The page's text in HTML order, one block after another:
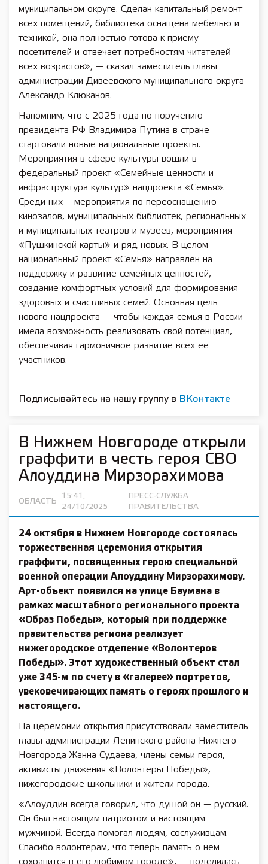
муниципальном округе. Сделан капитальный ремонт
всех помещений, библиотека оснащена мебелью и
техникой, она полностью готова к приему
посетителей и отвечает потребностям читателей
всех возрастов», — сказал заместитель главы
администрации Дивеевского муниципального округа
Александр Клюканов.
Напомним, что с 2025 года по поручению
президента РФ Владимира Путина в стране
стартовали новые национальные проекты.
Мероприятия в сфере культуры вошли в
федеральный проект «Семейные ценности и
инфраструктура культур» нацпроекта «Семья».
Среди них – мероприятия по переоснащению
кинозалов, муниципальных библиотек, региональных
и муниципальных театров и музеев, мероприятия
«Пушкинской карты» и ряд новых. В целом
национальный проект «Семья» направлен на
поддержку и развитие семейных ценностей,
создание комфортных условий для формирования
здоровых и счастливых семей. Основная цель
нового нацпроекта — чтобы каждая семья в России
имела возможность реализовать свой потенциал,
обеспечивая гармоничное развитие всех ее
участников.
Подписывайтесь на нашу группу в ВКонтакте
В Нижнем Новгороде открыли
граффити в честь героя СВО
Алоуддина Мирзорахимова
ОБЛАСТЬ
15:41,
24/10/2025
ПРЕСС-СЛУЖБА
ПРАВИТЕЛЬСТВА
24 октября в Нижнем Новгороде состоялась
торжественная церемония открытия
граффити, посвященных герою специальной
военной операции Алоуддину Мирзорахимову.
Арт-объект появился на улице Баумана в
рамках масштабного регионального проекта
«Образ Победы», который при поддержке
правительства региона реализует
нижегородское отделение «Волонтеров
Победы». Этот художественный объект стал
уже 345-м по счету в «галерее» портретов,
увековечивающих память о героях прошлого и
настоящего.
На церемонии открытия присутствовали заместитель
главы администрации Ленинского района Нижнего
Новгорода Жанна Судаева, члены семьи героя,
активисты движения «Волонтеры Победы»,
нижегородские школьники и жители города.
«Алоуддин всегда говорил, что душой он — русский.
Он был настоящим патриотом и настоящим
мужчиной. Всегда помогал людям, сослуживцам.
Спасибо волонтерам, что теперь память о нем
сохранится в его любимом городе», — поделилась